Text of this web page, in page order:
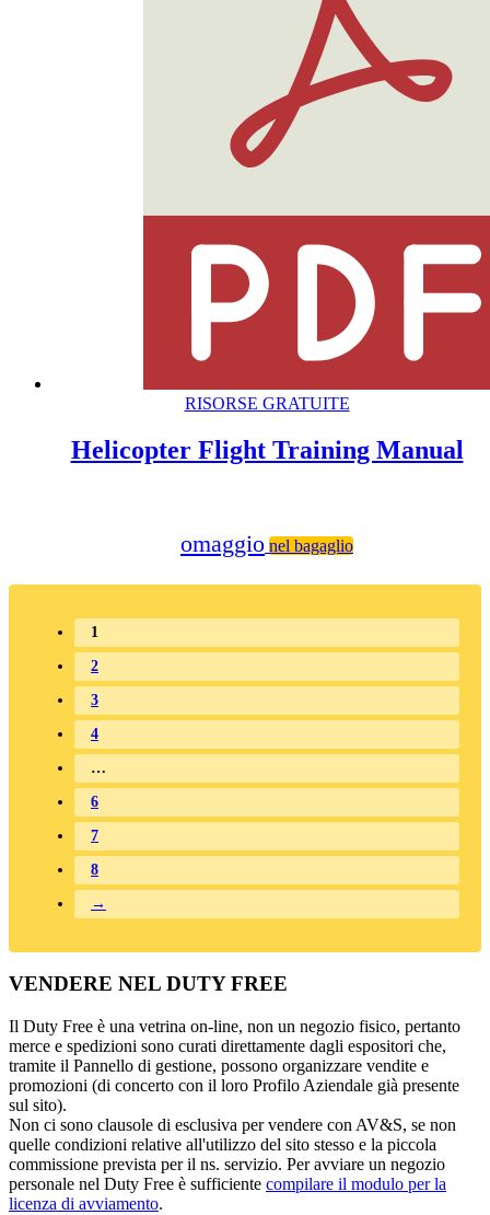
RISORSE GRATUITE
Helicopter Flight Training Manual
omaggio nel bagaglio
1
2
3
4
…
6
7
8
→
VENDERE NEL DUTY FREE
Il Duty Free è una vetrina on-line, non un negozio fisico, pertanto
merce e spedizioni sono curati direttamente dagli espositori che,
tramite il Pannello di gestione, possono organizzare vendite e
promozioni (di concerto con il loro Profilo Aziendale già presente
sul sito).
Non ci sono clausole di esclusiva per vendere con AV&S, se non
quelle condizioni relative all'utilizzo del sito stesso e la piccola
commissione prevista per il ns. servizio. Per avviare un negozio
personale nel Duty Free è sufficiente compilare il modulo per la
licenza di avviamento.